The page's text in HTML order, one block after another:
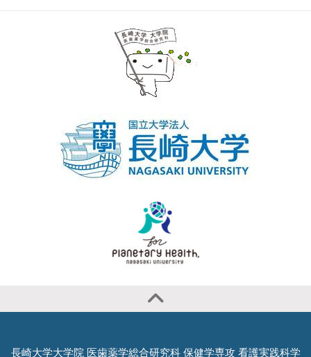
長崎大学大学院 医歯薬学総合研究科 保健学専攻 看護実践科学